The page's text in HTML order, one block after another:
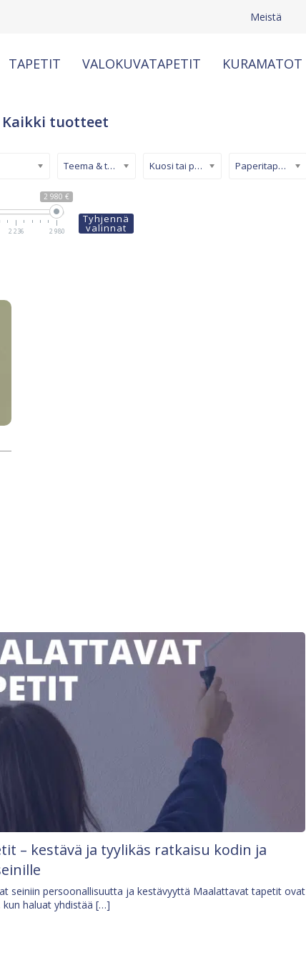
Meistä
TAPETIT VALOKUVATAPETIT KURAMATOT
Kaikki tuotteet
2 980 €
2 236 2 980
Teema & tyyli Kuosi tai pinta Paperitapetti
Tyhjennä
valinnat
– kestävä ja tyylikäs ratkaisu kodin ja
seiniin persoonallisuutta ja kestävyyttä Maalattavat tapetit ovat
haluat yhdistää […]